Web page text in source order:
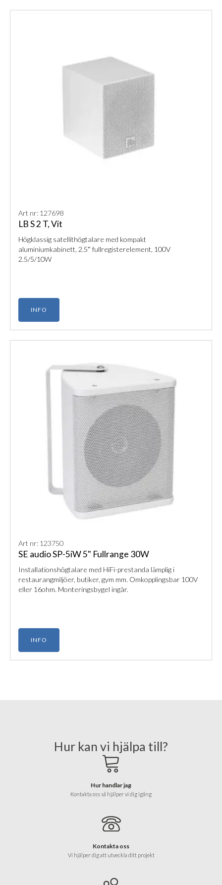
Art nr: 127698
LB S 2 T, Vit
Högklassig satellithögtalare med kompakt
aluminiumkabinett, 2.5″ fullregisterelement, 100V
2.5/5/10W
INFO
Art nr: 123750
SE audio SP-5iW 5" Fullrange 30W
Installationshögtalare med HiFi-prestanda lämplig i
restaurangmiljöer, butiker, gym mm. Omkopplingsbar 100V
eller 16ohm. Monteringsbygel ingår.
INFO
Hur kan vi hjälpa till?
Hur handlar jag
Kontakta oss så hjälper vi dig igång
Kontakta oss
Vi hjälper dig att utveckla ditt projekt